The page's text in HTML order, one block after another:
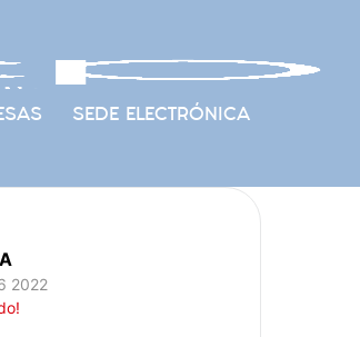
SEDE ELECTRÓNICA
2022